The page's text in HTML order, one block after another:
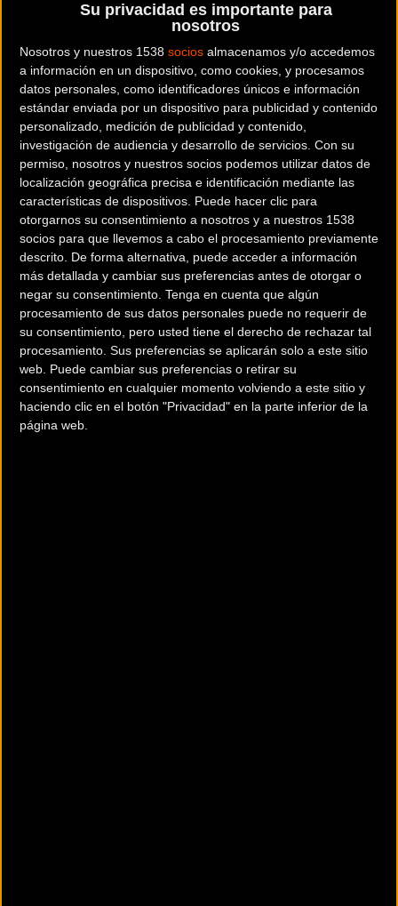
Su privacidad es importante para
nosotros
Nosotros y nuestros 1538 socios almacenamos y/o accedemos
a información en un dispositivo, como cookies, y procesamos
datos personales, como identificadores únicos e información
estándar enviada por un dispositivo para publicidad y contenido
personalizado, medición de publicidad y contenido,
investigación de audiencia y desarrollo de servicios. Con su
permiso, nosotros y nuestros socios podemos utilizar datos de
localización geográfica precisa e identificación mediante las
características de dispositivos. Puede hacer clic para
otorgarnos su consentimiento a nosotros y a nuestros 1538
socios para que llevemos a cabo el procesamiento previamente
descrito. De forma alternativa, puede acceder a información
más detallada y cambiar sus preferencias antes de otorgar o
negar su consentimiento. Tenga en cuenta que algún
procesamiento de sus datos personales puede no requerir de
su consentimiento, pero usted tiene el derecho de rechazar tal
procesamiento. Sus preferencias se aplicarán solo a este sitio
web. Puede cambiar sus preferencias o retirar su
consentimiento en cualquier momento volviendo a este sitio y
haciendo clic en el botón "Privacidad" en la parte inferior de la
página web.
© 1987–2026 HERE
200 km
¿Eres el propietario de esta tienda? Descubre cómo
hacerte tienda
Premium para llegar a más clientes.
Comercios Bz Premium
MC SKI BIKE